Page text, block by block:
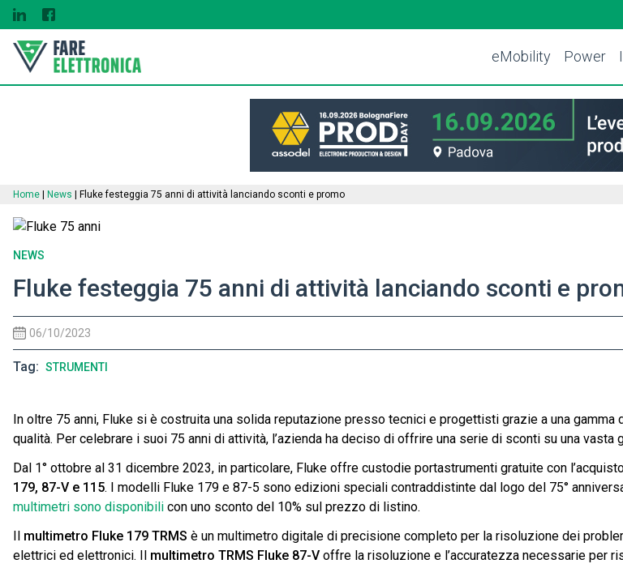
eMobility Power
Home News Fluke festeggia 75 anni di attività lanciando sconti e promo
NEWS
Fluke festeggia 75 anni di attività lanciando sconti e
06/10/2023
Tag STRUMENTI
In oltre 75 anni, Fluke si è costruita una solida reputazione presso tecnici e progettisti grazie a una
qualità. Per celebrare i suoi 75 anni di attività, l’azienda ha deciso di offrire una serie di sconti su una vasta
Dal 1° ottobre al 31 dicembre 2023, in particolare, Fluke offre custodie portastrumenti gratuite con
179, 87-V e 115. I modelli Fluke 179 e 87-5 sono edizioni speciali contraddistinte dal logo del 75°
multimetri sono disponibili con uno sconto del 10% sul prezzo di listino.
Il multimetro Fluke 179 TRMS è un multimetro digitale di precisione completo per la risoluzione dei
elettrici ed elettronici. Il multimetro TRMS Fluke 87-V offre la risoluzione e l’accuratezza necessarie per